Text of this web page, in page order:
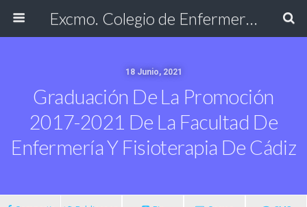
Excmo. Colegio de Enfermería de Cádiz
18 Junio, 2021
Graduación De La Promoción
2017-2021 De La Facultad De
Enfermería Y Fisioterapia De Cádiz